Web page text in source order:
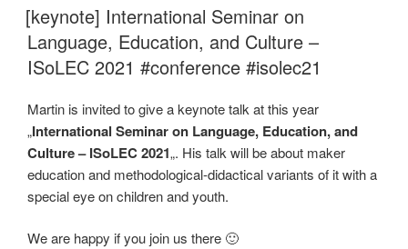
AM
[keynote] International Seminar on
Language, Education, and Culture –
ISoLEC 2021 #conference #isolec21
Martin is invited to give a keynote talk at this year
„International Seminar on Language, Education, and
Culture – ISoLEC 2021„. His talk will be about maker
education and methodological-didactical variants of it with a
special eye on children and youth.
We are happy if you join us there 🙂